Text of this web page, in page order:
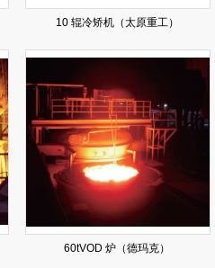
10 辊冷矫机（太原重工）
60tVOD 炉（德玛克）